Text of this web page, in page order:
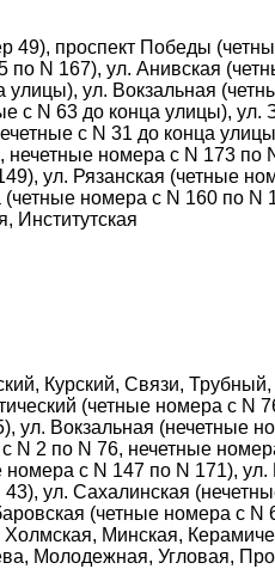
49), проспект Победы
N 167), ул. Анивская
ул. Вокзальная
с N 63 до конца улицы), ул.
с N 31 до конца
номера с N 173 по
ул. Рязанская (четные
номера с N 160 по
Институтская
Курский, Связи,
(четные номера с N
ул. Вокзальная (нечетные
2 по N 76, нечетные
с N 147 по N 171),
ул. Сахалинская
(четные номера с N
Минская,
Молодежная, Угловая,